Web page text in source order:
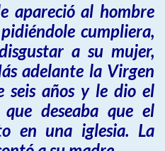
apareció al hombre
cumpliera,
a su mujer,
adelante la Virgen
seis años y le dio el
deseaba que el
en una iglesia. La